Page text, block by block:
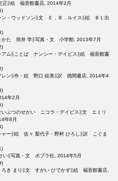
∥絵 福音館書店, 2014年2月
・ウッドソン∥文 Ｅ．Ｂ．ルイス∥絵 ＢＬ出
かた 筒井 学∥写真・文 小学館, 2013年7月
アム∥ことば ナンシー・デイビス∥絵 福音館書
レン∥作・絵 野口 絵美∥訳 徳間書店, 2014年4
年2月
ぶつのせかい ニコラ・デイビス∥文 エミリ
年8月
ャー∥絵 佐々 梨代子・野村 ひろし∥訳 こぐま
い∥写真・文 ポプラ社, 2014年5月
ろき まり∥文 すがい ひでかず∥絵 福音館書店,